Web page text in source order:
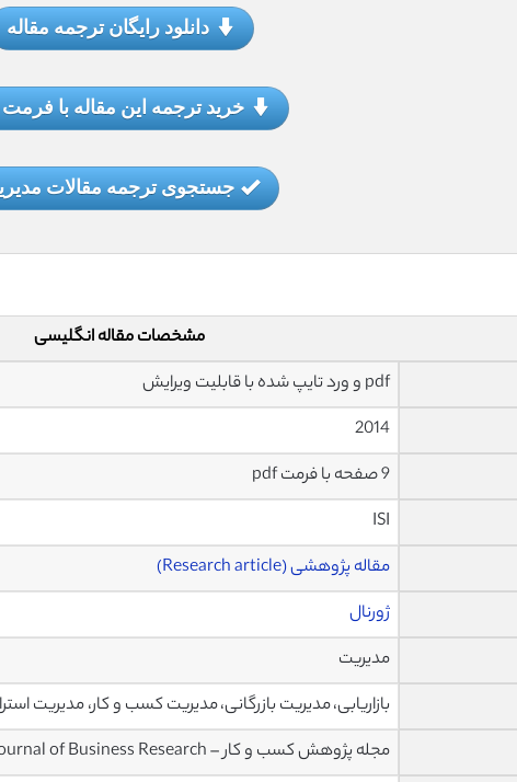
دانلود رایگان ترجمه مقاله
خرید ترجمه این مقاله با
جستجوی ترجمه مقالات
مشخصات مقاله انگلیسی
pdf و ورد تایپ شده با قابلیت ویرایش
2014
9 صفحه با فرمت pdf
ISI
مقاله پژوهشی (Research article)
ژورنال
مدیریت
بازاریابی، مدیریت بازرگانی، مدیریت کسب و کار، مدیریت
مجله پژوهش کسب و کار – Journal of Business Research